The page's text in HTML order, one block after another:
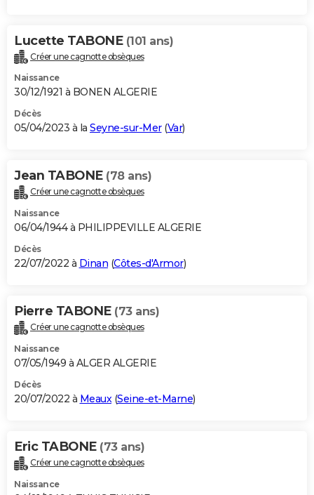
Lucette TABONE (101 ans)
Créer une cagnotte obsèques
Naissance
30/12/1921 à BONEN ALGERIE
Décès
05/04/2023 à la Seyne-sur-Mer(Var)
Jean TABONE (78 ans)
Créer une cagnotte obsèques
Naissance
06/04/1944 à PHILIPPEVILLE ALGERIE
Décès
22/07/2022 à Dinan (Côtes-d'Armor)
Pierre TABONE (73 ans)
Créer une cagnotte obsèques
Naissance
07/05/1949 à ALGER ALGERIE
Décès
20/07/2022 à Meaux(Seine-et-Marne)
Eric TABONE (73 ans)
Créer une cagnotte obsèques
Naissance